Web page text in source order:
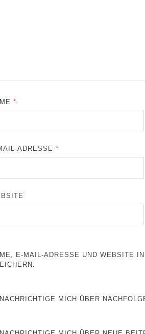
*
ADRESSE*
E-MAIL-ADRESSE UND WEBSITE
MICH ÜBER